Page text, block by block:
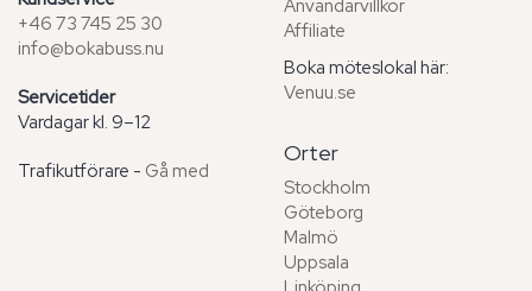
+46 73 745 25 30
info@bokabuss.nu
Servicetider
Vardagar kl. 9–12
Trafikutförare - Gå med
Användarvillkor
Affiliate
Boka möteslokal här:
Venuu.se
Orter
Stockholm
Göteborg
Malmö
Uppsala